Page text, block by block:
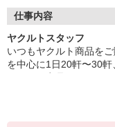
みなさん個々に工夫は
自分スタイルで取り組
〜先輩スタッフからメ
最初は先輩や社員が
商品管理もチームで
仕事内容
ヤクルトスタッフ
いつもヤクルト商品を
を中心に1日20軒〜30軒
商品を通じてお客さま